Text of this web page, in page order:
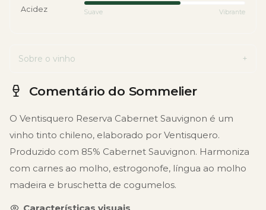
Acidez Suave Vibrante
Sobre o vinho
Comentário do Sommelier
O Ventisquero Reserva Cabernet Sauvignon é um
vinho tinto chileno, elaborado por Ventisquero.
Produzido com 85% Cabernet Sauvignon. Harmoniza
com carnes ao molho, estrogonofe, língua ao molho
madeira e bruschetta de cogumelos.